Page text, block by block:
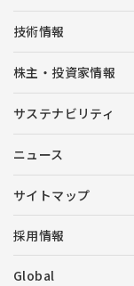
技術情報
株主・投資家情報
サステナビリティ
ニュース
サイトマップ
採用情報
Global